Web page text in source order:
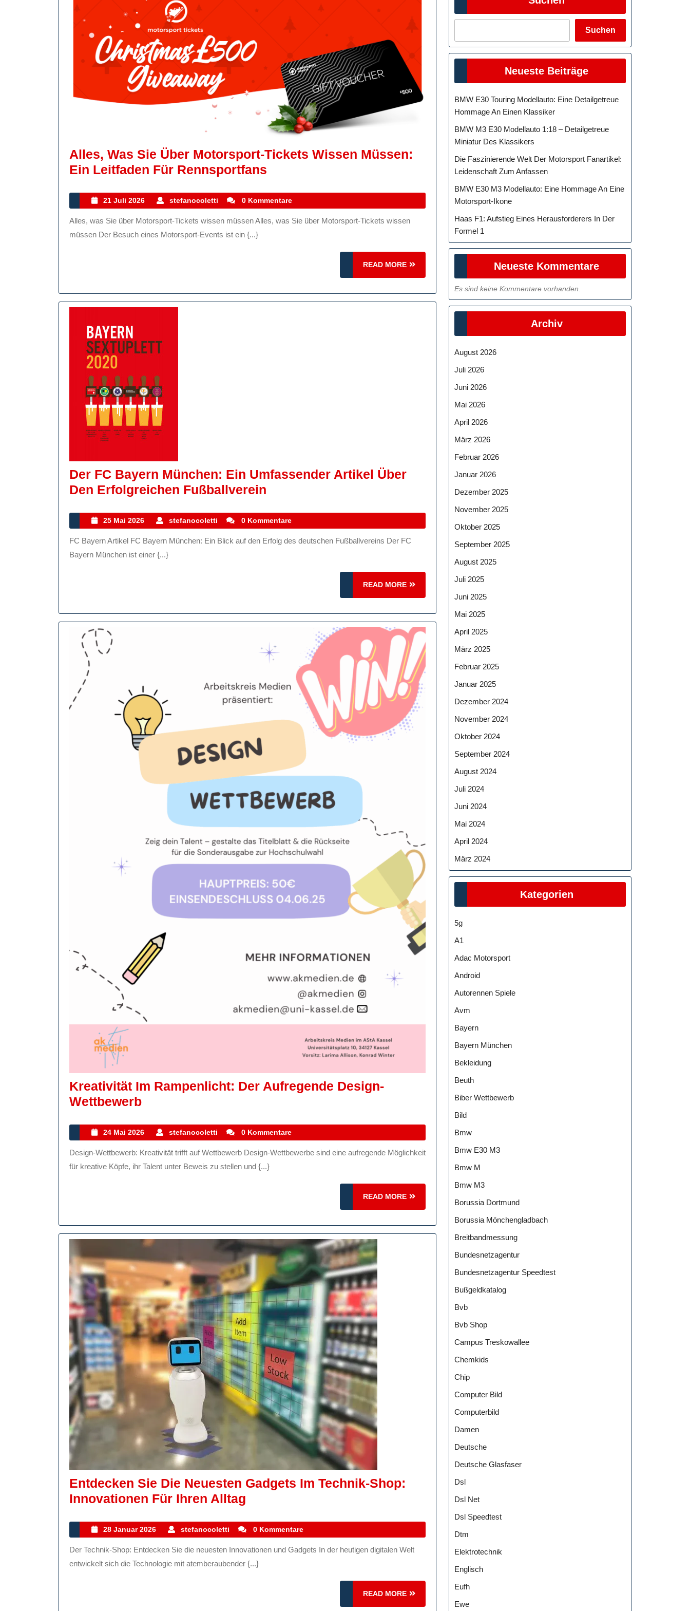
Alles, Was Sie Über Motorsport-Tickets Wissen Müssen:
Ein Leitfaden Für Rennsportfans
Sie
Über
Ein
21 Juli 2026
21
Juli
2026
stefanocoletti stefanocoletti
0 Kommentare
Alles, was Sie über Motorsport-Tickets wissen müssen Alles, was Sie über Motorsport-Tickets wissen
müssen Der Besuch eines Motorsport-Events ist ein {...}
READ MORE
READ
MORE
Der FC Bayern München: Ein Umfassender Artikel Über
Den Erfolgreichen Fußballverein
Bayern
München:
Den
Erfolgreichen
Fußballverein
25 Mai 2026
25
Mai
2026
stefanocoletti stefanocoletti
0 Kommentare
FC Bayern Artikel FC Bayern München: Ein Blick auf den Erfolg des deutschen Fußballvereins Der FC
Bayern München ist einer {...}
READ MORE
READ
MORE
Kreativität Im Rampenlicht: Der Aufregende Design-
WettbewerbKreativität
Rampenlicht:
Der
Aufregende
24 Mai 2026
24
Mai
2026
stefanocoletti stefanocoletti
0 Kommentare
Design-Wettbewerb: Kreativität trifft auf Wettbewerb Design-Wettbewerbe sind eine aufregende Möglichkeit
für kreative Köpfe, ihr Talent unter Beweis zu stellen und {...}
READ MORE
READ
MORE
Entdecken Sie Die Neuesten Gadgets Im Technik-Shop:
Innovationen Für Ihren Alltag
Die
Neuesten
Gadgets
28 Januar 2026
28
Januar
2026
stefanocoletti stefanocoletti
0 Kommentare
Der Technik-Shop: Entdecken Sie die neuesten Innovationen und Gadgets In der heutigen digitalen Welt
entwickelt sich die Technologie mit atemberaubender {...}
READ MORE
READ
MORE
Suchen
Neueste Beiträge
BMW E30 Touring Modellauto: Eine Detailgetreue
Hommage An Einen Klassiker
BMW M3 E30 Modellauto 1:18 – Detailgetreue
Miniatur Des Klassikers
Die Faszinierende Welt Der Motorsport Fanartikel:
Leidenschaft Zum Anfassen
BMW E30 M3 Modellauto: Eine Hommage An Eine
Motorsport-Ikone
Haas F1: Aufstieg Eines Herausforderers In Der
Formel 1
Neueste Kommentare
Es sind keine Kommentare vorhanden.
Archiv
August 2026
Juli 2026
Juni 2026
Mai 2026
April 2026
März 2026
Februar 2026
Januar 2026
Dezember 2025
November 2025
Oktober 2025
September 2025
August 2025
Juli 2025
Juni 2025
Mai 2025
April 2025
März 2025
Februar 2025
Januar 2025
Dezember 2024
November 2024
Oktober 2024
September 2024
August 2024
Juli 2024
Juni 2024
Mai 2024
April 2024
März 2024
Kategorien
5g
A1
Adac Motorsport
Android
Autorennen Spiele
Avm
Bayern
Bayern München
Bekleidung
Beuth
Biber Wettbewerb
Bild
Bmw
Bmw E30 M3
Bmw M
Bmw M3
Borussia Dortmund
Borussia Mönchengladbach
Breitbandmessung
Bundesnetzagentur
Bundesnetzagentur Speedtest
Bußgeldkatalog
Bvb
Bvb Shop
Campus Treskowallee
Chemkids
Chip
Computer Bild
Computerbild
Damen
Deutsche
Deutsche Glasfaser
Dsl
Dsl Net
Dsl Speedtest
Dtm
Elektrotechnik
Englisch
Eufh
Ewe